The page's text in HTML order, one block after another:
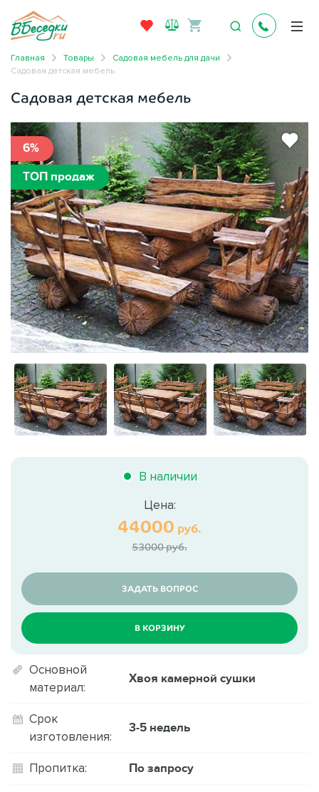
Главная Товары
Садовая мебель для дачи
Садовая детская мебель
Садовая детская мебель
6%
ТОП продаж
В наличии
Цена:
44000 руб.
53000 руб.
ЗАДАТЬ ВОПРОС
В КОРЗИНУ
Основной
материал:
Хвоя камерной сушки
Срок
изготовления:
3-5 недель
Пропитка: По запросу